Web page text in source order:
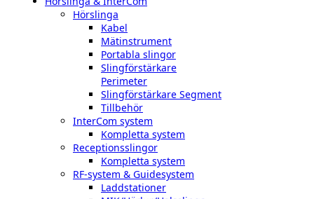
Hörslinga
Kabel
Mätinstrument
Portabla slingor
Slingförstärkare
Perimeter
Slingförstärkare Segment
Tillbehör
InterCom system
Kompletta system
Receptionsslingor
Kompletta system
RF-system & Guidesystem
Laddstationer